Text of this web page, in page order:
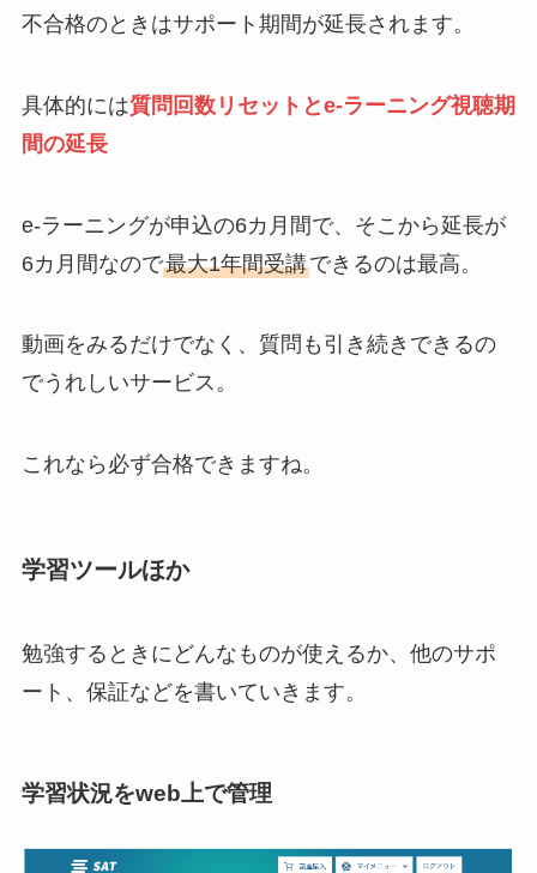
不合格のときはサポート期間が延長されます。
具体的には質問回数リセットとe-ラーニング視聴期
間の延長
e-ラーニングが申込の6カ月間で、そこから延長が
6カ月間なので最大1年間受講できるのは最高。
動画をみるだけでなく、質問も引き続きできるの
でうれしいサービス。
これなら必ず合格できますね。
学習ツールほか
勉強するときにどんなものが使えるか、他のサポ
ート、保証などを書いていきます。
学習状況をweb上で管理